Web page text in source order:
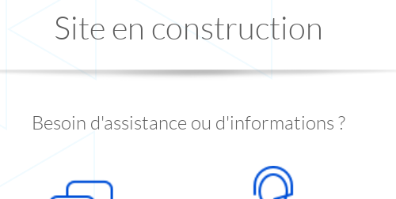
Site en construction
Besoin d'assistance ou d'informations ?